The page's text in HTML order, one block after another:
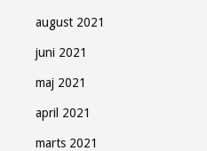
august 2021
juni 2021
maj 2021
april 2021
marts 2021